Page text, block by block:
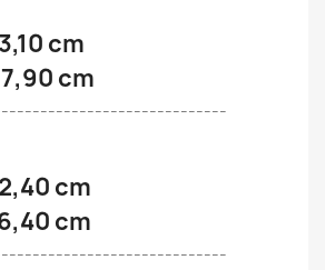
cm
cm
cm
cm